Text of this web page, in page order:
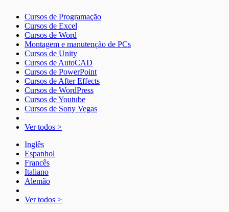
Cursos de Programação
Cursos de Excel
Cursos de Word
Montagem e manutenção de PCs
Cursos de Unity
Cursos de AutoCAD
Cursos de PowerPoint
Cursos de After Effects
Cursos de WordPress
Cursos de Youtube
Cursos de Sony Vegas
Ver todos >
Inglês
Espanhol
Francês
Italiano
Alemão
Ver todos >